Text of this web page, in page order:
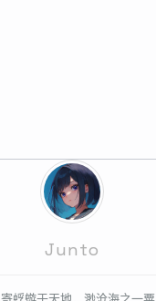
Junto